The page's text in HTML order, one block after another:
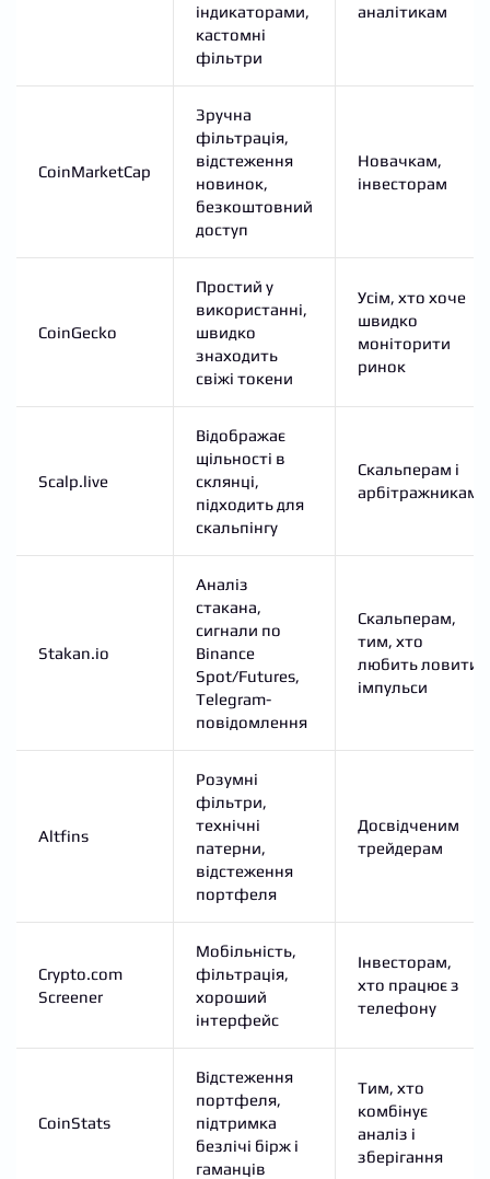
індикаторами,
кастомні
фільтри
аналітикам
CoinMarketCap
Зручна
фільтрація,
відстеження
новинок,
безкоштовний
доступ
Новачкам,
інвесторам
CoinGecko
Простий у
використанні,
швидко
знаходить
свіжі токени
Усім, хто хоче
швидко
моніторити
ринок
Scalp.live
Відображає
щільності в
склянці,
підходить для
скальпінгу
Скальперам і
арбітражникам
Stakan.io
Аналіз
стакана,
сигнали по
Binance
Spot/Futures,
Telegram-
повідомлення
Скальперам,
тим, хто
любить ловити
імпульси
Altfins
Розумні
фільтри,
технічні
патерни,
відстеження
портфеля
Досвідченим
трейдерам
Crypto.com
Screener
Мобільність,
фільтрація,
хороший
інтерфейс
Інвесторам,
хто працює з
телефону
CoinStats
Відстеження
портфеля,
підтримка
безлічі бірж і
гаманців
Тим, хто
комбінує
аналіз і
зберігання